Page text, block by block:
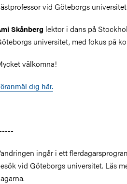
vid Göteborgs universitet
Skånberg lektor i dans på
universitet, med fokus på
välkomna!
dig här.
ingår i ett
vid Göteborgs universitet. Läs